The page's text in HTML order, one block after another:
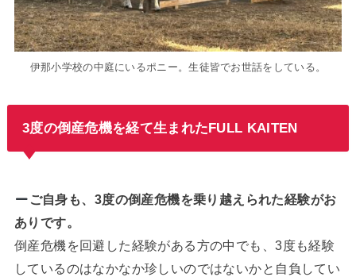
伊那小学校の中庭にいるポニー。生徒皆でお世話をしている。
3度の倒産危機を経て生まれたFULL KAITEN
ご自身も、3度の倒産危機を乗り越えられた経験がお
ありです。
倒産危機を回避した経験がある方の中でも、3度も経験
しているのはなかなか珍しいのではないかと自負してい